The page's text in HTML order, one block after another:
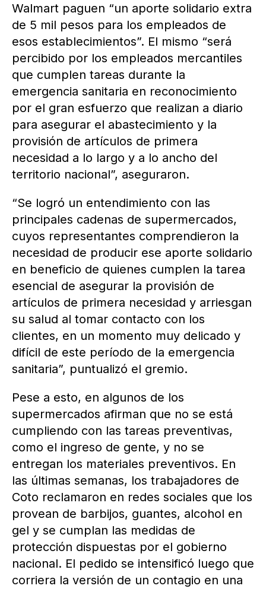
Walmart paguen “un aporte solidario extra
de 5 mil pesos para los empleados de
esos establecimientos”. El mismo “será
percibido por los empleados mercantiles
que cumplen tareas durante la
emergencia sanitaria en reconocimiento
por el gran esfuerzo que realizan a diario
para asegurar el abastecimiento y la
provisión de artículos de primera
necesidad a lo largo y a lo ancho del
territorio nacional”, aseguraron.
“Se logró un entendimiento con las
principales cadenas de supermercados,
cuyos representantes comprendieron la
necesidad de producir ese aporte solidario
en beneficio de quienes cumplen la tarea
esencial de asegurar la provisión de
artículos de primera necesidad y arriesgan
su salud al tomar contacto con los
clientes, en un momento muy delicado y
difícil de este período de la emergencia
sanitaria”, puntualizó el gremio.
Pese a esto, en algunos de los
supermercados afirman que no se está
cumpliendo con las tareas preventivas,
como el ingreso de gente, y no se
entregan los materiales preventivos. En
las últimas semanas, los trabajadores de
Coto reclamaron en redes sociales que los
provean de barbijos, guantes, alcohol en
gel y se cumplan las medidas de
protección dispuestas por el gobierno
nacional. El pedido se intensificó luego que
corriera la versión de un contagio en una